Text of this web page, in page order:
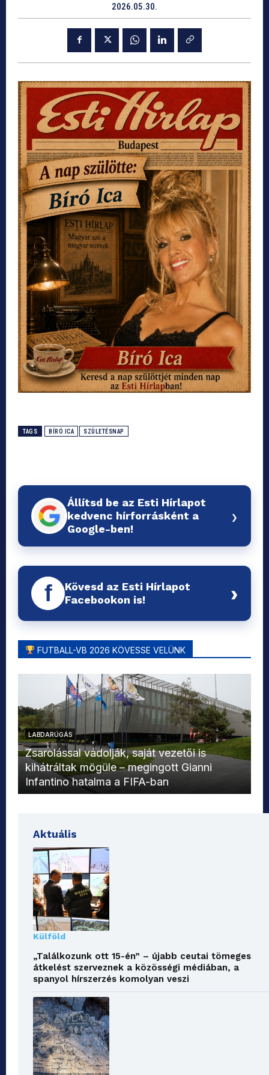
2026.05.30.
TAGS BÍRÓ ICA SZÜLETÉSNAP
Állítsd be az Esti Hírlapot
kedvenc hírforrásként a
Google-ben!
›
f
Kövesd az Esti Hírlapot
Facebookon is!
›
FUTBALL-VB 2026 KÖVESSE VELÜNK
LABDARÚGÁS
Zsarolással vádolják, saját vezetői is
kihátráltak mögüle – megingott Gianni
Infantino hatalma a FIFA-ban
Aktuális
Külföld
„Találkozunk ott 15-én” – újabb ceutai tömeges
átkelést szerveznek a közösségi médiában, a
spanyol hírszerzés komolyan veszi